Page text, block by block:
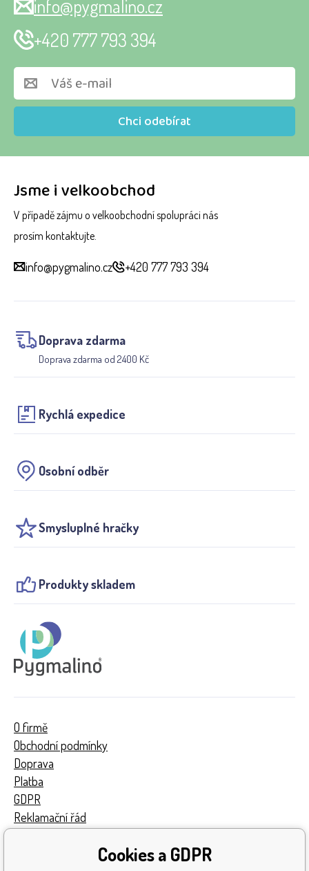
Jsme i velkoobchod
V případě zájmu o velkoobchodní spolupráci nás
prosím kontaktujte.
info@pygmalino.cz +420 777 793 394
Doprava zdarma
Doprava zdarma od 2400 Kč
Rychlá expedice
Osobní odběr
Smysluplné hračky
Produkty skladem
Chci odebírat
info@pygmalino.cz
+420 777 793 394
O firmě
Obchodní podmínky
Doprava
Platba
GDPR
Reklamační řád
Cookies a GDPR